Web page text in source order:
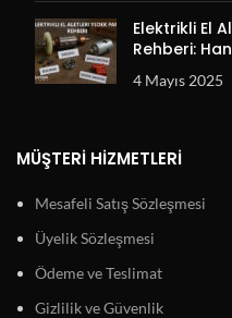
Elektrikli El
Rehberi:
4 Mayıs 2025
MÜŞTERI HIZMETLERI
Mesafeli Satış Sözleşmesi
Üyelik Sözleşmesi
Ödeme ve Teslimat
Gizlilik ve Güvenlik